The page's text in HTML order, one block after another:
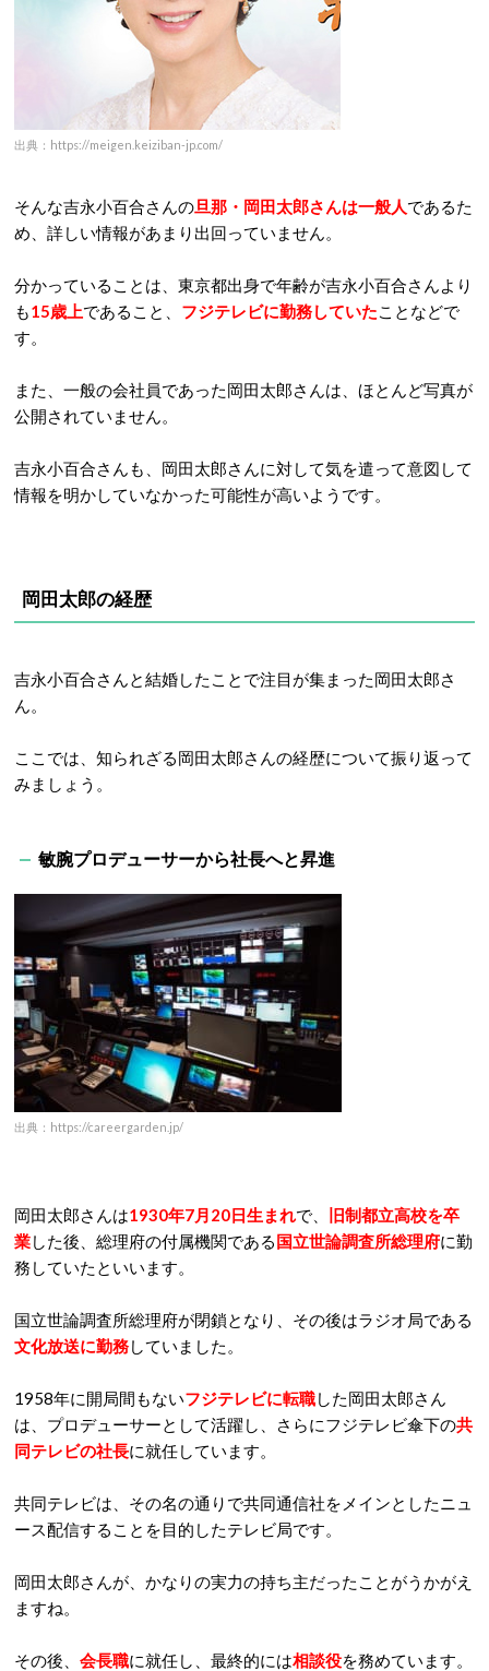
出典：https://meigen.keiziban-jp.com/
そんな吉永小百合さんの旦那・岡田太郎さんは一般人であるた
め、詳しい情報があまり出回っていません。
分かっていることは、東京都出身で年齢が吉永小百合さんより
も15歳上であること、 フジテレビに勤務していたことなどで
す。
また、一般の会社員であった岡田太郎さんは、ほとんど写真が
公開されていません。
吉永小百合さんも、岡田太郎さんに対して気を遣って意図して
情報を明かしていなかった可能性が高いようです。
岡田太郎の経歴
吉永小百合さんと結婚したことで注目が集まった岡田太郎さ
ん。
ここでは、知られざる岡田太郎さんの経歴について振り返って
みましょう。
敏腕プロデューサーから社長へと昇進
出典：https://careergarden.jp/
岡田太郎さんは1930年7月20日生まれで、
旧制都立高校を卒
業した後、総理府の付属機関である国立世論調査所総理府に勤
務していたといいます。
国立世論調査所総理府が閉鎖となり、その後はラジオ局である
文化放送に勤務していました。
1958年に開局間もないフジテレビに転職した岡田太郎さん
は、プロデューサーとして活躍し、さらにフジテレビ傘下の共
同テレビの社長に就任しています。
共同テレビは、その名の通りで共同通信社をメインとしたニュ
ース配信することを目的したテレビ局です。
岡田太郎さんが、かなりの実力の持ち主だったことがうかがえ
ますね。
その後、 会長職に就任し、最終的には相談役を務めています。